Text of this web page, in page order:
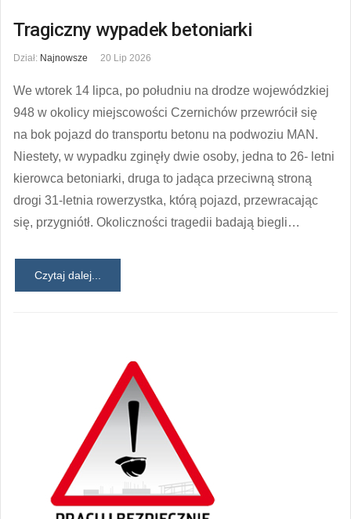
Tragiczny wypadek betoniarki
Dział: Najnowsze 20 Lip 2026
We wtorek 14 lipca, po południu na drodze wojewódzkiej
948 w okolicy miejscowości Czernichów przewrócił się
na bok pojazd do transportu betonu na podwoziu MAN.
Niestety, w wypadku zginęły dwie osoby, jedna to 26- letni
kierowca betoniarki, druga to jadąca przeciwną stroną
drogi 31-letnia rowerzystka, którą pojazd, przewracając
się, przygniótł. Okoliczności tragedii badają biegli…
Czytaj dalej...